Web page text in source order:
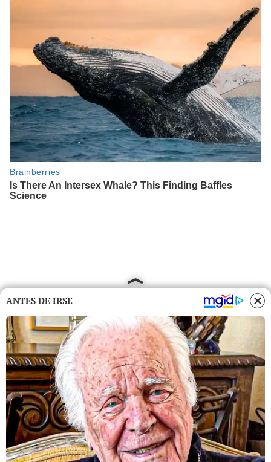
ANTES DE IRSE